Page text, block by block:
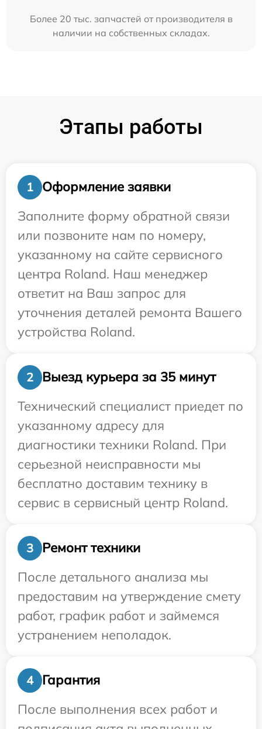
Более 20 тыс. запчастей от производителя в
наличии на собственных складах.
Этапы работы
1
Оформление заявки
Заполните форму обратной связи
или позвоните нам по номеру,
указанному на сайте сервисного
центра Roland. Наш менеджер
ответит на Ваш запрос для
уточнения деталей ремонта Вашего
устройства Roland.
2
Выезд курьера за 35 минут
Технический специалист приедет по
указанному адресу для
диагностики техники Roland. При
серьезной неисправности мы
бесплатно доставим технику в
сервис в сервисный центр Roland.
3
Ремонт техники
После детального анализа мы
предоставим на утверждение смету
работ, график работ и займемся
устранением неполадок.
4
Гарантия
После выполнения всех работ и